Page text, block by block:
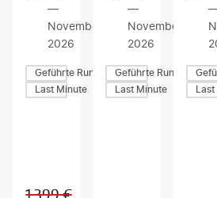
—
November
2026
Geführte Rundreisen
Last Minute
—
November
2026
Geführte Rundreisen
Last Minute